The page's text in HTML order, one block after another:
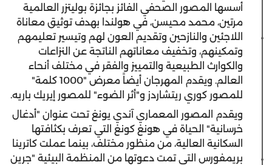
أسسها
المصور الصحفي الفائز بجائزة بوليتزر العالمية
مرتين، محمد محيسن، في هولندا بهدف توثيق معاناة
اللاجئين والنازحين وتقديم العون لهم وتيسير تعليمهم
وتمكينهم، وتخفيف معاناتهم الناتجة عن النزاعات
والكوارث الطبيعية والتمييز والفقر في مختلف أنحاء
العالم. ويقدم المهرجان أيضاً معرض "1000 كلمة"
للمصور كوري ريتشاردز و"أثر الضوء" للمصور إيريك باريه.
ويقدم المصور المعماري آندي يونغ تحت عنوان "أدغال
خرسانية" الحياة في هونغ كونغ التي تعرف بكثافتها
السكانية العالية، من منظور مختلف، بينما عملت كاترينا
بريمفورس التي تمت دعوتها من المنظمة البيئية "جرين